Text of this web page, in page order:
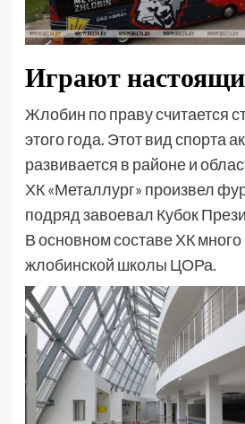
Играют
Жлобин по праву считается
этого года. Этот вид спорта
развивается в районе и
ХК «Металлург» произвел
подряд завоевал Кубок
В основном составе ХК
жлобинской школы ЦОРа.